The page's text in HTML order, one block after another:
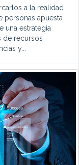
a la realidad
personas apuesta
una estrategia
de recursos
y...